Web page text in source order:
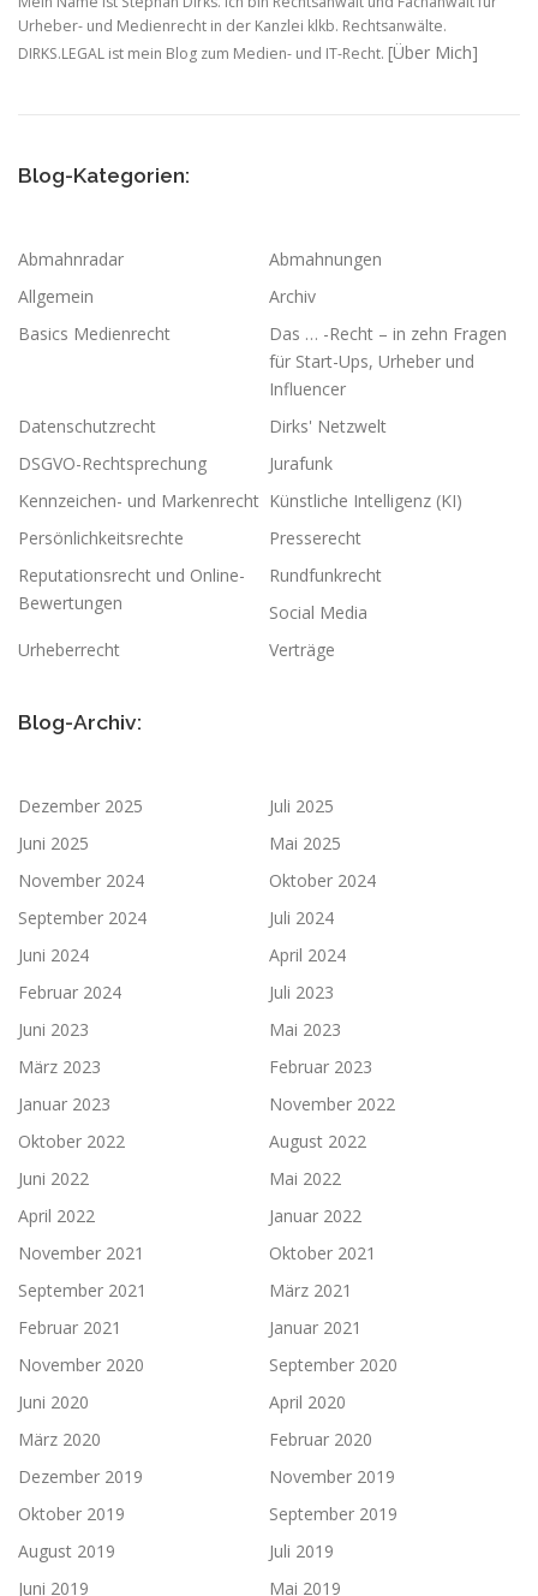
Urheber- und Medienrecht in der Kanzlei klkb. Rechtsanwälte.
DIRKS.LEGAL ist mein Blog zum Medien- und IT-Recht. [Über Mich]
Blog-Kategorien:
Abmahnradar
Abmahnungen
Allgemein
Archiv
Basics Medienrecht
Das … -Recht – in zehn Fragen
für Start-Ups, Urheber und
Influencer
Datenschutzrecht
Dirks' Netzwelt
DSGVO-Rechtsprechung
Jurafunk
Kennzeichen- und Markenrecht Künstliche Intelligenz (KI)
Persönlichkeitsrechte
Presserecht
Reputationsrecht und Online-
Bewertungen
Rundfunkrecht
Social Media
Urheberrecht
Verträge
Blog-Archiv:
Dezember 2025
Juli 2025
Juni 2025
Mai 2025
November 2024
Oktober 2024
September 2024
Juli 2024
Juni 2024
April 2024
Februar 2024
Juli 2023
Juni 2023
Mai 2023
März 2023
Februar 2023
Januar 2023
November 2022
Oktober 2022
August 2022
Juni 2022
Mai 2022
April 2022
Januar 2022
November 2021
Oktober 2021
September 2021
März 2021
Februar 2021
Januar 2021
November 2020
September 2020
Juni 2020
April 2020
März 2020
Februar 2020
Dezember 2019
November 2019
Oktober 2019
September 2019
August 2019
Juli 2019
Juni 2019
Mai 2019